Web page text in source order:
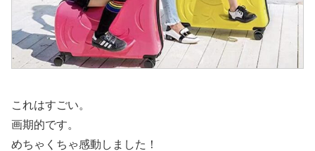
これはすごい。
画期的です。
めちゃくちゃ感動しました！